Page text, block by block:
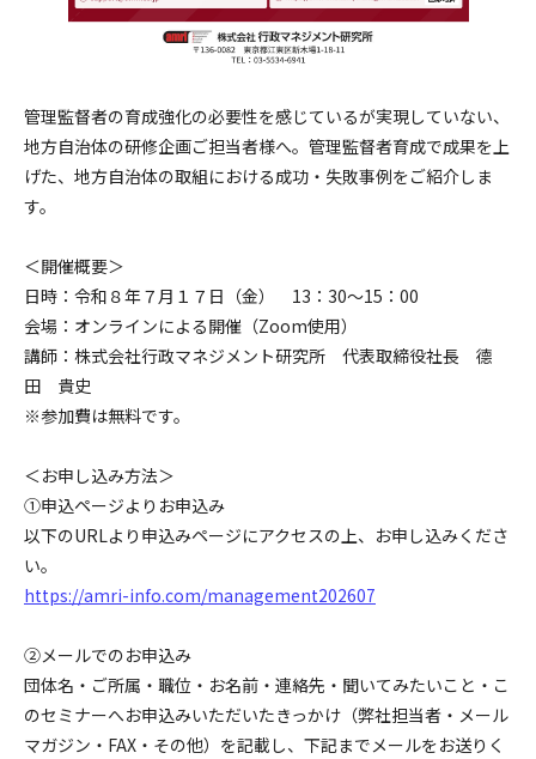
管理監督者の育成強化の必要性を感じているが実現していない、
地方自治体の研修企画ご担当者様へ。管理監督者育成で成果を上
げた、地方自治体の取組における成功・失敗事例をご紹介しま
す。
＜開催概要＞
日時：令和８年７月１７日（金） 13：30～15：00
会場：オンラインによる開催（Zoom使用）
講師：株式会社行政マネジメント研究所 代表取締役社長 德
田 貴史
※参加費は無料です。
＜お申し込み方法＞
➀申込ページよりお申込み
以下のURLより申込みページにアクセスの上、お申し込みくださ
い。
https://amri-info.com/management202607
②メールでのお申込み
団体名・ご所属・職位・お名前・連絡先・聞いてみたいこと・こ
のセミナーへお申込みいただいたきっかけ（弊社担当者・メール
マガジン・FAX・その他）を記載し、下記までメールをお送りく